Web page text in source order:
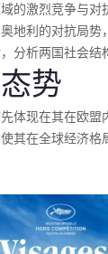
的激烈竞争与
地利的对抗局
分析两国社会结
势
体现在其在欧
其在全球经济